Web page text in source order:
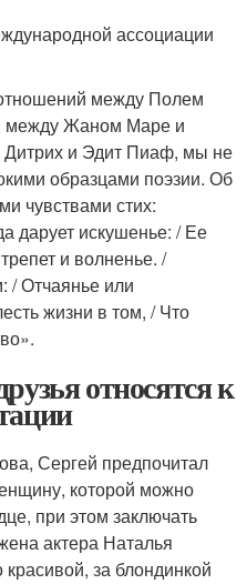
ассоциации
между Полем
между Жаном Маре и
и Эдит Пиаф, мы не
образцами поэзии. Об
чувствами стих:
дарует искушенье: / Ее
и волненье. /
/ Отчаянье или
жизни в том, / Что
относятся к
Сергей предпочитал
которой можно
при этом заключать
актера Наталья
за блондинкой